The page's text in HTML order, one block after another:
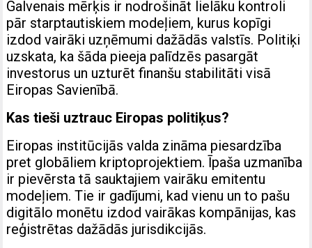
Galvenais mērķis ir nodrošināt lielāku kontroli
pār starptautiskiem modeļiem, kurus kopīgi
izdod vairāki uzņēmumi dažādās valstīs. Politiķi
uzskata, ka šāda pieeja palīdzēs pasargāt
investorus un uzturēt finanšu stabilitāti visā
Eiropas Savienībā.
Kas tieši uztrauc Eiropas politiķus?
Eiropas institūcijās valda zināma piesardzība
pret globāliem kriptoprojektiem. Īpaša uzmanība
ir pievērsta tā sauktajiem vairāku emitentu
modeļiem. Tie ir gadījumi, kad vienu un to pašu
digitālo monētu izdod vairākas kompānijas, kas
reģistrētas dažādās jurisdikcijās.